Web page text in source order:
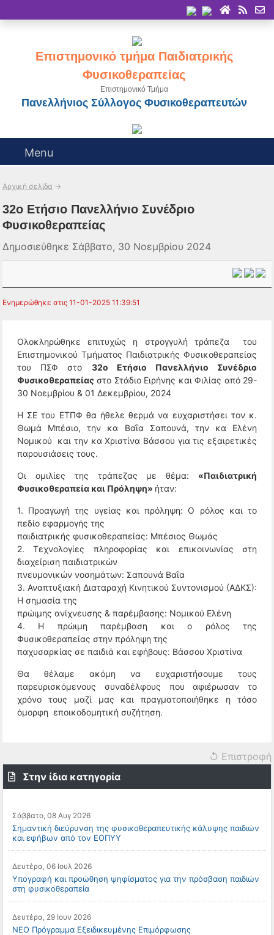
Επιστημονικό τμήμα Παιδιατρικής
Φυσικοθεραπείας
Επιστημονικό Τμήμα
Πανελλήνιος Σύλλογος Φυσικοθεραπευτών
Menu
Αρχική σελίδα →
32ο Ετήσιο Πανελλήνιο Συνέδριο
Φυσικοθεραπείας
Δημοσιεύθηκε Σάββατο, 30 Νοεμβρίου 2024
Ενημερώθηκε στις 11-01-2025 11:39:51
Ολοκληρώθηκε επιτυχώς η στρογγυλή τράπεζα του
Επιστημονικού Τμήματος Παιδιατρικής Φυσικοθεραπείας
του ΠΣΦ στο 32ο Ετήσιο Πανελλήνιο Συνέδριο
Φυσικοθεραπείας στο Στάδιο Ειρήνης και Φιλίας από 29-
30 Νοεμβρίου & 01 Δεκεμβρίου, 2024
Η ΣΕ του ΕΤΠΦ θα ήθελε θερμά να ευχαριστήσει τον κ.
Θωμά Μπέσιο, την κα Βαΐα Σαπουνά, την κα Ελένη
Νομικού και την κα Χριστίνα Βάσσου για τις εξαιρετικές
παρουσιάσεις τους.
Οι ομιλίες της τράπεζας με θέμα: «Παιδιατρική
Φυσικοθεραπεία και Πρόληψη» ήταν:
1. Προαγωγή της υγείας και πρόληψη: Ο ρόλος και το
πεδίο εφαρμογής της
παιδιατρικής φυσικοθεραπείας: Μπέσιος Θωμάς
2. Τεχνολογίες πληροφορίας και επικοινωνίας στη
διαχείριση παιδιατρικών
πνευμονικών νοσημάτων: Σαπουνά Βαΐα
3. Αναπτυξιακή Διαταραχή Κινητικού Συντονισμού (ΑΔΚΣ):
Η σημασία της
πρώιμης ανίχνευσης & παρέμβασης: Νομικού Ελένη
4. Η πρώιμη παρέμβαση και ο ρόλος της
Φυσικοθεραπείας στην πρόληψη της
παχυσαρκίας σε παιδιά και εφήβους: Βάσσου Χριστίνα
Θα θέλαμε ακόμη να ευχαριστήσουμε τους
παρευρισκόμενους συναδέλφους που αφιέρωσαν το
χρόνο τους μαζί μας και πραγματοποιήθηκε η τόσο
όμορφη εποικοδομητική συζήτηση.
↺ Επιστροφή
Στην ίδια κατηγορία
Σάββατο, 08 Αυγ 2026
Σημαντική διεύρυνση της φυσικοθεραπευτικής κάλυψης παιδιών
και εφήβων από τον ΕΟΠΥΥ
Δευτέρα, 06 Ιουλ 2026
Υπογραφή και προώθηση ψηφίσματος για την πρόσβαση παιδιών
στη φυσικοθεραπεία
Δευτέρα, 29 Ιουν 2026
ΝΕΟ Πρόγραμμα Εξειδικευμένης Επιμόρφωσης